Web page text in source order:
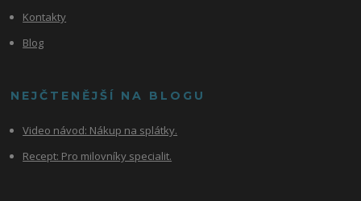
Kontakty
Blog
NEJČTENĚJŠÍ NA BLOGU
Video návod: Nákup na splátky.
Recept: Pro milovníky specialit.